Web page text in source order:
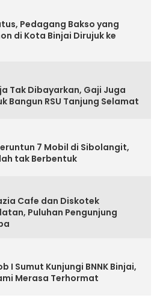
Pedagang Bakso yang
di Kota Binjai Dirujuk ke
Tak Dibayarkan, Gaji Juga
Bangun RSU Tanjung Selamat
7 Mobil di Sibolangit,
tak Berbentuk
Cafe dan Diskotek
Puluhan Pengunjung
I Sumut Kunjungi BNNK Binjai,
Merasa Terhormat